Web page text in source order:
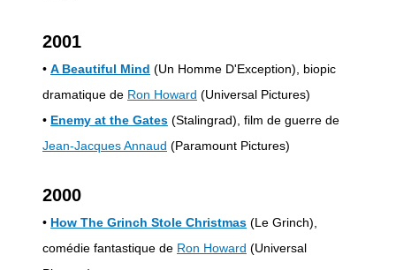
2001
• A Beautiful Mind (Un Homme D'Exception), biopic
dramatique de Ron Howard (Universal Pictures)
• Enemy at the Gates (Stalingrad), film de guerre de
Jean-Jacques Annaud (Paramount Pictures)
2000
• How The Grinch Stole Christmas (Le Grinch),
comédie fantastique de Ron Howard (Universal